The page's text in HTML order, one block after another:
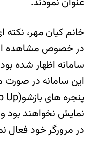
خانم کیان مهر،
در خصوص مشاهده
سامانه اظهار شده
این سامانه در
نمایش نخواهند بود و
در مرورگر خود فعال